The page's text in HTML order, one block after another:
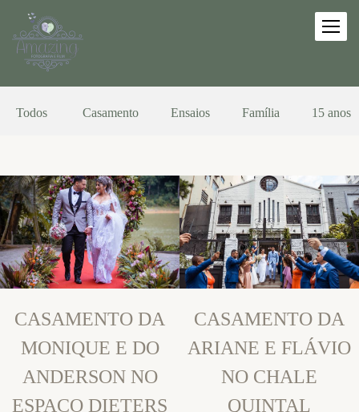
Todos Casamento Ensaios Família 15 anos
CASAMENTO DA
MONIQUE E DO
ANDERSON NO
ESPACO DIETERS
CASAMENTO DA
ARIANE E FLÁVIO
NO CHALE
QUINTAL